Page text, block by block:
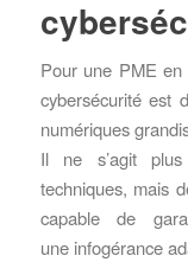
Pour une PME
cybersécurité est
numériques
Il ne s’agit
techniques, mais
capable de
une infogérance